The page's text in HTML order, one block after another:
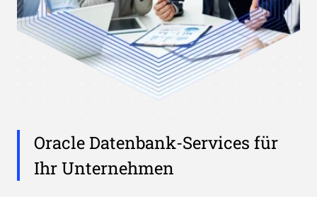
Oracle Datenbank-Services für
Ihr Unternehmen